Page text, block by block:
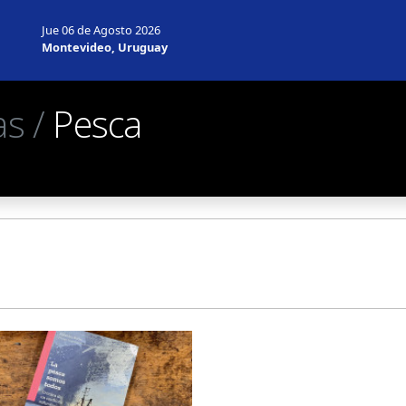
Jue 06 de Agosto 2026
Montevideo, Uruguay
/ Pesca